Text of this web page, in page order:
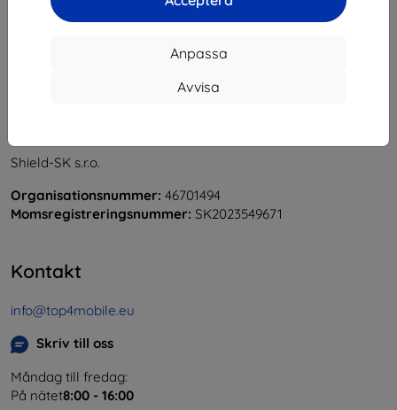
Anpassa
Avvisa
Shield-SK s.r.o.
Organisationsnummer: 46701494
Momsregistreringsnummer: SK2023549671
Kontakt
info@top4mobile.eu
Skriv till oss
Måndag till fredag:
På nätet8:00 - 16:00